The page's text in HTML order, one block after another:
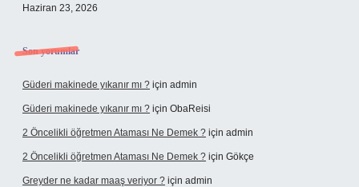
Haziran 23, 2026
Son yorumlar
Güderi makinede yıkanır mı ? için admin
Güderi makinede yıkanır mı ? için ObaReisi
2 Öncelikli öğretmen Ataması Ne Demek ? için admin
2 Öncelikli öğretmen Ataması Ne Demek ? için Gökçe
Greyder ne kadar maaş veriyor ? için admin